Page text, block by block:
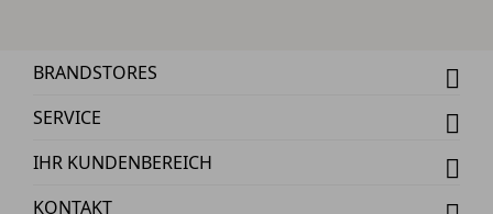
BRANDSTORES
SERVICE
IHR KUNDENBEREICH
KONTAKT